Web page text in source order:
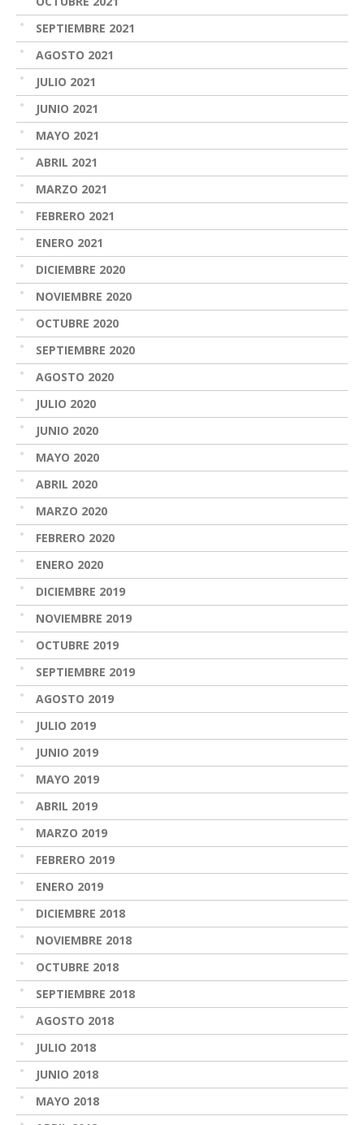
SEPTIEMBRE 2021
AGOSTO 2021
JULIO 2021
JUNIO 2021
MAYO 2021
ABRIL 2021
MARZO 2021
FEBRERO 2021
ENERO 2021
DICIEMBRE 2020
NOVIEMBRE 2020
OCTUBRE 2020
SEPTIEMBRE 2020
AGOSTO 2020
JULIO 2020
JUNIO 2020
MAYO 2020
ABRIL 2020
MARZO 2020
FEBRERO 2020
ENERO 2020
DICIEMBRE 2019
NOVIEMBRE 2019
OCTUBRE 2019
SEPTIEMBRE 2019
AGOSTO 2019
JULIO 2019
JUNIO 2019
MAYO 2019
ABRIL 2019
MARZO 2019
FEBRERO 2019
ENERO 2019
DICIEMBRE 2018
NOVIEMBRE 2018
OCTUBRE 2018
SEPTIEMBRE 2018
AGOSTO 2018
JULIO 2018
JUNIO 2018
MAYO 2018